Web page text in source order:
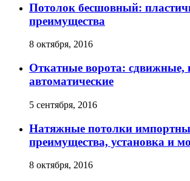
Потолок бесшовный:
преимущества
8 октября, 2016
Откатные ворота: сдвижные,
автоматические
5 сентября, 2016
Натяжные потолки
преимущества, установка и
8 октября, 2016